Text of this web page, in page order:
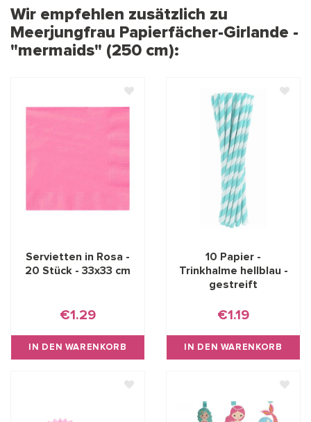
Wir empfehlen zusätzlich zu
Meerjungfrau Papierfächer-Girlande -
"mermaids" (250 cm):
Servietten in Rosa -
20 Stück - 33x33 cm
€1.29
IN DEN WARENKORB
10 Papier -
Trinkhalme hellblau -
gestreift
€1.19
IN DEN WARENKORB